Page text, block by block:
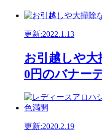
更新:2022.1.13
お引越しや大
0円のバナー
更新:2020.2.19